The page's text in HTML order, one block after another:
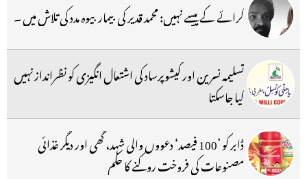
کرائے کے پیسے نہیں: محمد قدیر کی بیمار بیوہ مدد کی تلاش میں ۔
تسلیمہ نسرین اور کیشوپرساد کی اشتعال انگیزی کو نظرانداز نہیں
کیا جاسکتا
ڈابر کو ’100 فیصد‘ دعووں والی شہد، گھی اور دیگر غذائی
مصنوعات کی فروخت روکنے کا حکم